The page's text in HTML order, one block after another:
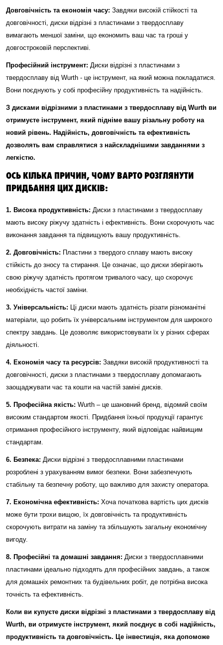
Довговічність та економія часу: Завдяки високій стійкості та
довговічності, диски відрізні з пластинами з твердосплаву
вимагають меншої заміни, що економить ваш час та гроші у
довгостроковій перспективі.
Професійний інструмент: Диски відрізні з пластинами з
твердосплаву від Wurth - це інструмент, на який можна покладатися.
Вони поєднують у собі професійну продуктивність та надійність.
З дисками відрізними з пластинами з твердосплаву від Wurth ви
отримуєте інструмент, який підніме вашу різальну роботу на
новий рівень. Надійність, довговічність та ефективність
дозволять вам справлятися з найскладнішими завданнями з
легкістю.
ОСЬ КІЛЬКА ПРИЧИН, ЧОМУ ВАРТО РОЗГЛЯНУТИ
ПРИДБАННЯ ЦИХ ДИСКІВ:
1. Висока продуктивність: Диски з пластинами з твердосплаву
мають високу ріжучу здатність і ефективність. Вони скорочують час
виконання завдання та підвищують вашу продуктивність.
2. Довговічність: Пластини з твердого сплаву мають високу
стійкість до зносу та стирання. Це означає, що диски зберігають
свою ріжучу здатність протягом тривалого часу, що скорочує
необхідність частої заміни.
3. Універсальність: Ці диски мають здатність різати різноманітні
матеріали, що робить їх універсальним інструментом для широкого
спектру завдань. Це дозволяє використовувати їх у різних сферах
діяльності.
4. Економія часу та ресурсів: Завдяки високій продуктивності та
довговічності, диски з пластинами з твердосплаву допомагають
заощаджувати час та кошти на частій заміні дисків.
5. Професійна якість: Wurth – це шановний бренд, відомий своїм
високим стандартом якості. Придбання їхньої продукції гарантує
отримання професійного інструменту, який відповідає найвищим
стандартам.
6. Безпека: Диски відрізні з твердосплавними пластинами
розроблені з урахуванням вимог безпеки. Вони забезпечують
стабільну та безпечну роботу, що важливо для захисту оператора.
7. Економічна ефективність: Хоча початкова вартість цих дисків
може бути трохи вищою, їх довговічність та продуктивність
скорочують витрати на заміну та збільшують загальну економічну
вигоду.
8. Професійні та домашні завдання: Диски з твердосплавними
пластинами ідеально підходять для професійних завдань, а також
для домашніх ремонтних та будівельних робіт, де потрібна висока
точність та ефективність.
Коли ви купуєте диски відрізні з пластинами з твердосплаву від
Wurth, ви отримуєте інструмент, який поєднує в собі надійність,
продуктивність та довговічність. Це інвестиція, яка допоможе